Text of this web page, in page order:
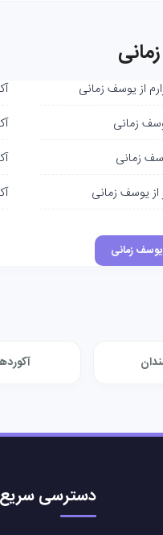
از یوسف زمانی
زمانی
زمانی
از یوسف زمانی
زمانی
دسترسی سریع